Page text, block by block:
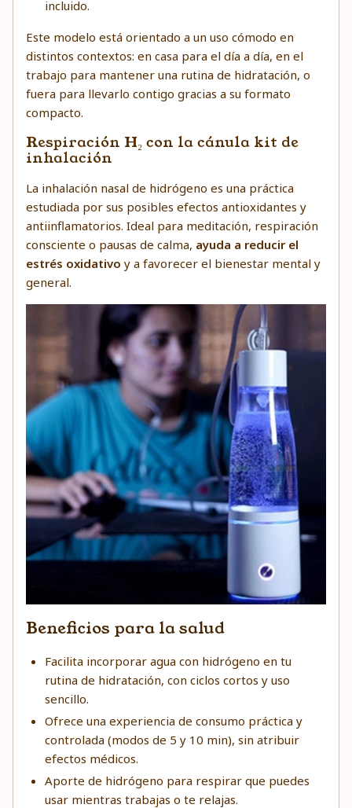
incluido.
Este modelo está orientado a un uso cómodo en
distintos contextos: en casa para el día a día, en el
trabajo para mantener una rutina de hidratación, o
fuera para llevarlo contigo gracias a su formato
compacto.
Respiración H₂ con la cánula kit de
inhalación
La inhalación nasal de hidrógeno es una práctica
estudiada por sus posibles efectos antioxidantes y
antiinflamatorios. Ideal para meditación, respiración
consciente o pausas de calma, ayuda a reducir el
estrés oxidativo y a favorecer el bienestar mental y
general.
Beneficios para la salud
Facilita incorporar agua con hidrógeno en tu
rutina de hidratación, con ciclos cortos y uso
sencillo.
Ofrece una experiencia de consumo práctica y
controlada (modos de 5 y 10 min), sin atribuir
efectos médicos.
Aporte de hidrógeno para respirar que puedes
usar mientras trabajas o te relajas.